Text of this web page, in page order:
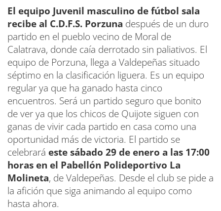
El equipo Juvenil masculino de fútbol sala
recibe al C.D.F.S. Porzuna después de un duro
partido en el pueblo vecino de Moral de
Calatrava, donde caía derrotado sin paliativos. El
equipo de Porzuna, llega a Valdepeñas situado
séptimo en la clasificación liguera. Es un equipo
regular ya que ha ganado hasta cinco
encuentros. Será un partido seguro que bonito
de ver ya que los chicos de Quijote siguen con
ganas de vivir cada partido en casa como una
oportunidad más de victoria. El partido se
celebrará este sábado 29 de enero a las 17:00
horas en el Pabellón Polideportivo La
Molineta, de Valdepeñas. Desde el club se pide a
la afición que siga animando al equipo como
hasta ahora.